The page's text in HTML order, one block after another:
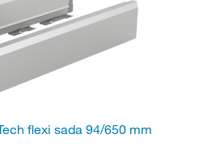
flexi sada 94/650 mm